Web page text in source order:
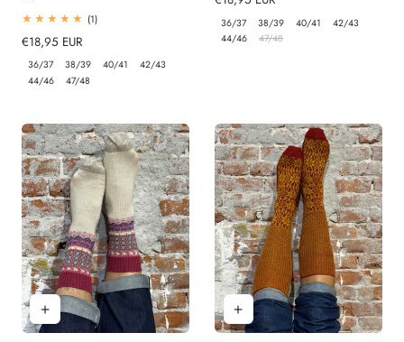
(1)1
Normale
prijs
€18,95 EUR
36/37 38/39 40/41
42/43
44/46
47/48
prijs
36/37 38/39 40/41
42/43
44/46
47/48